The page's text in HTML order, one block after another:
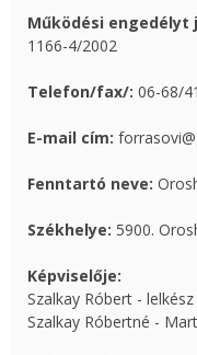
Működési
1166-4/2002
Telefon/fax/: 06-68/
E-mail cím:
Fenntartó neve:
Székhelye: 5900.
Képviselője:
Szalkay Róbert - lelkész
Szalkay Róbertné -